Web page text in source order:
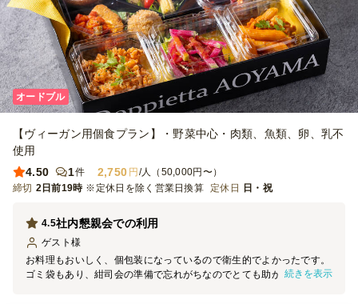
オードブル
【ヴィーガン用個食プラン】・野菜中心・肉類、魚類、卵、乳不
使用
4.50
1件 2,750 円/人（50,000円〜）
締切 2日前19時 ※定休日を除く営業日換算 定休日 日・祝
社内懇親会での利用
4.5
ゲスト 様
お料理もおいしく、個包装になっているので衛生的でよかったです。
ゴミ袋もあり、紺司会の準備で忘れがちなのでとても助かりました。
続きを表示